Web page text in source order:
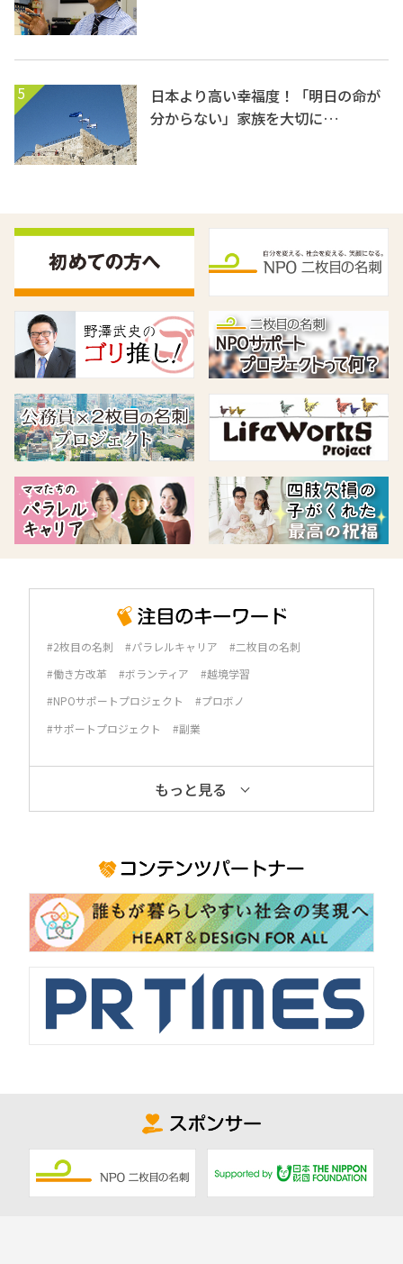
5
日本より高い幸福度！「明日の命が
分からない」家族を大切に…
#2枚目の名刺 #パラレルキャリア
#二枚目の名刺
#働き方改革
#ボランティア
#越境学習
#NPOサポートプロジェクト
#プロボノ
#サポートプロジェクト
#副業
もっと見る